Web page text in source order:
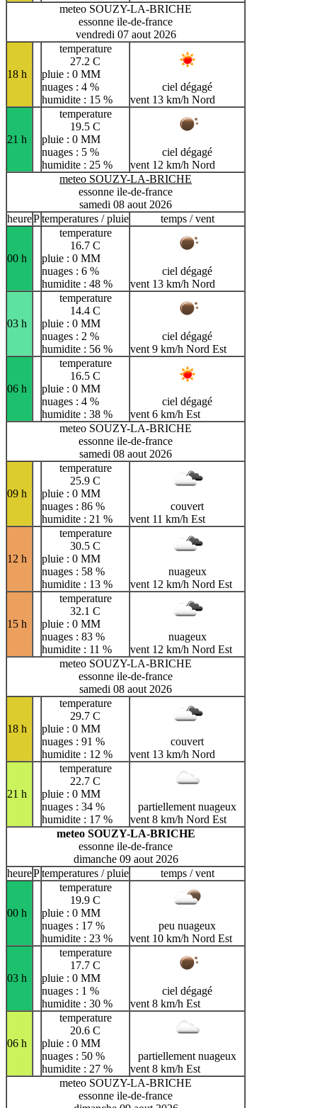
meteo SOUZY-LA-BRICHE
essonne ile-de-france
vendredi 07 aout 2026
18 h
temperature
27.2 C
pluie : 0 MM
nuages : 4 %
humidite : 15 %
ciel dégagé
vent 13 km/h Nord
21 h
temperature
19.5 C
pluie : 0 MM
nuages : 5 %
humidite : 25 %
ciel dégagé
vent 12 km/h Nord
meteo SOUZY-LA-BRICHE
essonne ile-de-france
samedi 08 aout 2026
heurePtemperatures / pluie temps / vent
00 h
temperature
16.7 C
pluie : 0 MM
nuages : 6 %
humidite : 48 %
ciel dégagé
vent 13 km/h Nord
03 h
temperature
14.4 C
pluie : 0 MM
nuages : 2 %
humidite : 56 %
ciel dégagé
vent 9 km/h Nord Est
06 h
temperature
16.5 C
pluie : 0 MM
nuages : 4 %
humidite : 38 %
ciel dégagé
vent 6 km/h Est
meteo SOUZY-LA-BRICHE
essonne ile-de-france
samedi 08 aout 2026
09 h
temperature
25.9 C
pluie : 0 MM
nuages : 86 %
humidite : 21 %
couvert
vent 11 km/h Est
12 h
temperature
30.5 C
pluie : 0 MM
nuages : 58 %
humidite : 13 %
nuageux
vent 12 km/h Nord Est
15 h
temperature
32.1 C
pluie : 0 MM
nuages : 83 %
humidite : 11 %
nuageux
vent 12 km/h Nord Est
meteo SOUZY-LA-BRICHE
essonne ile-de-france
samedi 08 aout 2026
18 h
temperature
29.7 C
pluie : 0 MM
nuages : 91 %
humidite : 12 %
couvert
vent 13 km/h Nord
21 h
temperature
22.7 C
pluie : 0 MM
nuages : 34 %
humidite : 17 %
partiellement nuageux
vent 8 km/h Nord Est
meteo SOUZY-LA-BRICHE
essonne ile-de-france
dimanche 09 aout 2026
heurePtemperatures / pluie temps / vent
00 h
temperature
19.9 C
pluie : 0 MM
nuages : 17 %
humidite : 23 %
peu nuageux
vent 10 km/h Nord Est
03 h
temperature
17.7 C
pluie : 0 MM
nuages : 1 %
humidite : 30 %
ciel dégagé
vent 8 km/h Est
06 h
temperature
20.6 C
pluie : 0 MM
nuages : 50 %
humidite : 27 %
partiellement nuageux
vent 8 km/h Est
meteo SOUZY-LA-BRICHE
essonne ile-de-france